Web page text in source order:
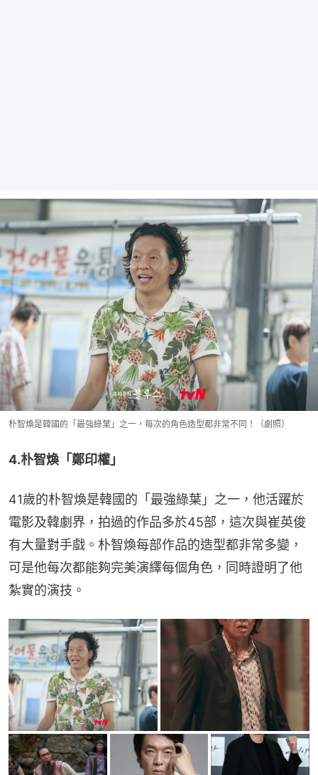
朴智煥是韓國的「最強綠葉」之一，每次的角色造型都非常不同！（劇照）
4.朴智煥「鄭印權」
41歲的朴智煥是韓國的「最強綠葉」之一，他活躍於
電影及韓劇界，拍過的作品多於45部，這次與崔英俊
有大量對手戲。朴智煥每部作品的造型都非常多變，
可是他每次都能夠完美演繹每個角色，同時證明了他
紮實的演技。